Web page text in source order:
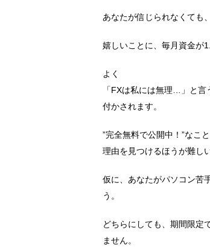
あなたが信じられなくても
嬉しいことに、毎月資金が
よく
「FXは私には無理…」と
付かされます。
”完全無料で公開中！”なこ
理由を見つけるほうが難し
仮に、あなたがパソコン苦
う。
どちらにしても、期間限定
ません。